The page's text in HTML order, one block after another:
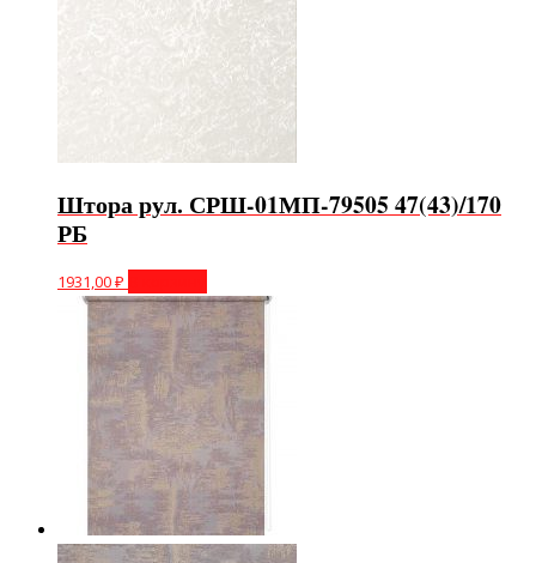
Штора рул. СРШ-01МП-79505 47(43)/170
РБ
1931,00₽